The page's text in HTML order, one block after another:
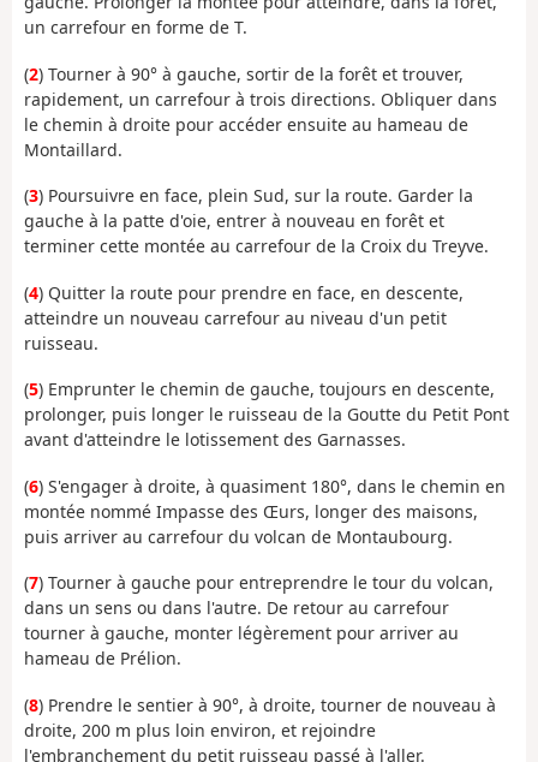
un carrefour en forme de T.
(2) Tourner à 90° à gauche, sortir de la forêt et trouver,
rapidement, un carrefour à trois directions. Obliquer dans
le chemin à droite pour accéder ensuite au hameau de
Montaillard.
(3) Poursuivre en face, plein Sud, sur la route. Garder la
gauche à la patte d'oie, entrer à nouveau en forêt et
terminer cette montée au carrefour de la Croix du Treyve.
(4) Quitter la route pour prendre en face, en descente,
atteindre un nouveau carrefour au niveau d'un petit
ruisseau.
(5) Emprunter le chemin de gauche, toujours en descente,
prolonger, puis longer le ruisseau de la Goutte du Petit Pont
avant d'atteindre le lotissement des Garnasses.
(6) S'engager à droite, à quasiment 180°, dans le chemin en
montée nommé Impasse des Œurs, longer des maisons,
puis arriver au carrefour du volcan de Montaubourg.
(7) Tourner à gauche pour entreprendre le tour du volcan,
dans un sens ou dans l'autre. De retour au carrefour
tourner à gauche, monter légèrement pour arriver au
hameau de Prélion.
(8) Prendre le sentier à 90°, à droite, tourner de nouveau à
droite, 200 m plus loin environ, et rejoindre
l'embranchement du petit ruisseau passé à l'aller.